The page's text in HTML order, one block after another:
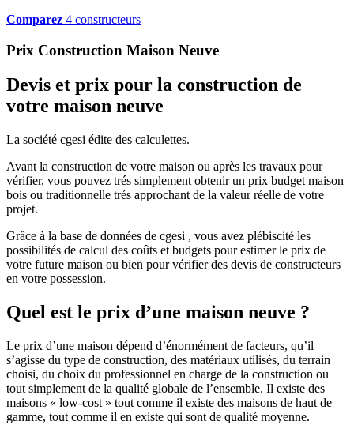
Comparez 4 constructeurs
Prix Construction Maison Neuve
Devis et prix pour la construction de
votre maison neuve
La société cgesi édite des calculettes.
Avant la construction de votre maison ou après les travaux pour
vérifier, vous pouvez trés simplement obtenir un prix budget maison
bois ou traditionnelle trés approchant de la valeur réelle de votre
projet.
Grâce à la base de données de cgesi , vous avez plébiscité les
possibilités de calcul des coûts et budgets pour estimer le prix de
votre future maison ou bien pour vérifier des devis de constructeurs
en votre possession.
Quel est le prix d’une maison neuve ?
Le prix d’une maison dépend d’énormément de facteurs, qu’il
s’agisse du type de construction, des matériaux utilisés, du terrain
choisi, du choix du professionnel en charge de la construction ou
tout simplement de la qualité globale de l’ensemble. Il existe des
maisons « low-cost » tout comme il existe des maisons de haut de
gamme, tout comme il en existe qui sont de qualité moyenne.